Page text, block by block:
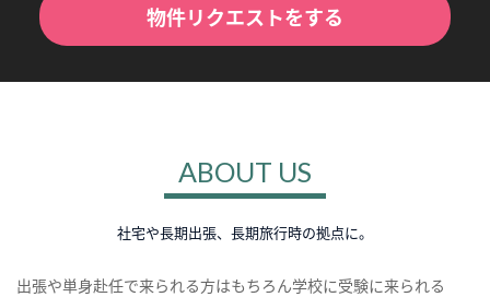
物件リクエストをする
ABOUT US
社宅や長期出張、長期旅行時の拠点に。
出張や単身赴任で来られる方はもちろん学校に受験に来られる